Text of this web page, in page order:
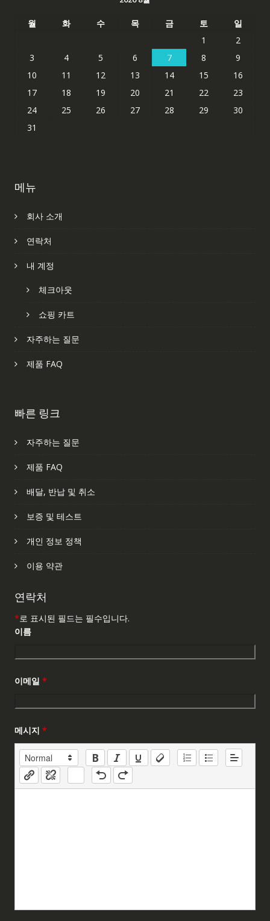
월 화 수 목 금 토
일
1
2
3
4 5 6 7 8
9
10
11 12 13 14 15
16
17
18 19 20 21 22
23
24
25 26 27 28 29
30
31
메뉴
회사 소개
연락처
내 계정
체크아웃
쇼핑 카트
자주하는 질문
제품 FAQ
빠른 링크
자주하는 질문
제품 FAQ
배달, 반납 및 취소
보증 및 테스트
개인 정보 정책
이용 약관
연락처
*로 표시된 필드는 필수입니다.
이름
이메일 *
메시지 *